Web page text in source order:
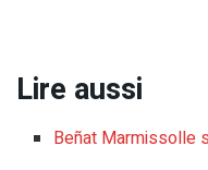
Lire aussi
Beñat Marmissolle